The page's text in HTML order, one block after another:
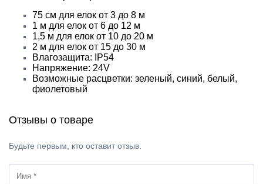
75 см для елок от 3 до 8 м
1 м для елок от 6 до 12 м
1,5 м для елок от 10 до 20 м
2 м для елок от 15 до 30 м
Влагозащита: IP54
Напряжение: 24V
Возможные расцветки: зеленый, синий, белый,
фиолетовый
Отзывы о товаре
Будьте первым, кто оставит отзыв.